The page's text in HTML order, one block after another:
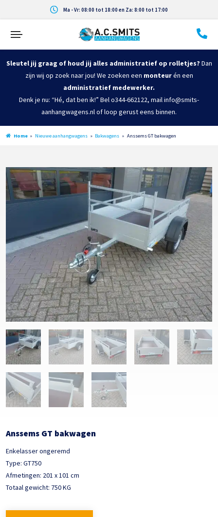
Ma - Vr: 08:00 tot 18:00 en Za: 8:00 tot 17:00
Sleutel jij graag of houd jij alles administratief op rolletjes? Dan
zijn wij op zoek naar jou! We zoeken een monteurén een
administratief medewerker.
Denk je nu: “Hé, dat ben ik!” Bel o344-662122, mail info@smits-
aanhangwagens.nl of loop gerust eens binnen.
Home » Nieuwe aanhangwagens » Bakwagens » Anssems GT bakwagen
Anssems GT bakwagen
Enkelasser ongeremd
Type: GT750
Afmetingen: 201 x 101 cm
Totaal gewicht: 750 KG